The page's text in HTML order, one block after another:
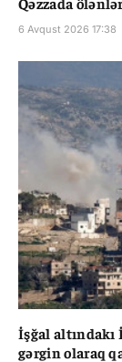
6 Avqust 2026 17:38
İşğal altındakı
gərgin olaraq